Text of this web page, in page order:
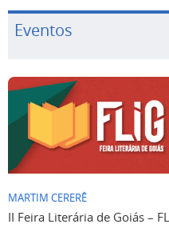
Eventos
MARTIM CERERÊ
II Feira Literária de Goiás –